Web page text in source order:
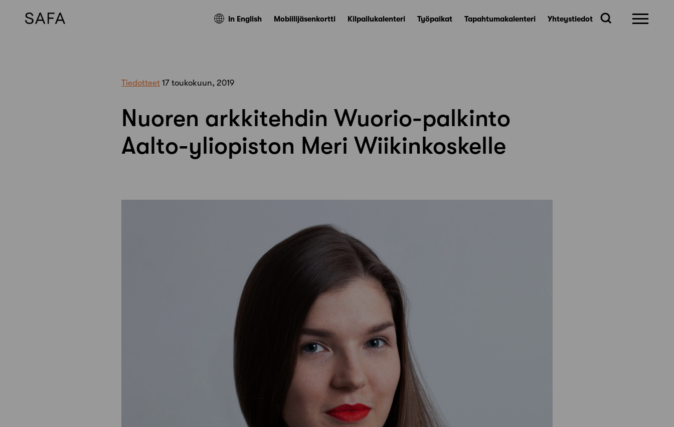
In English Mobiilijäsenkortti Kilpailukalenteri Työpaikat Tapahtumakalenteri Yhteystiedot
Tiedotteet 17 toukokuun, 2019
Nuoren arkkitehdin Wuorio-palkinto
Aalto-yliopiston Meri Wiikinkoskelle